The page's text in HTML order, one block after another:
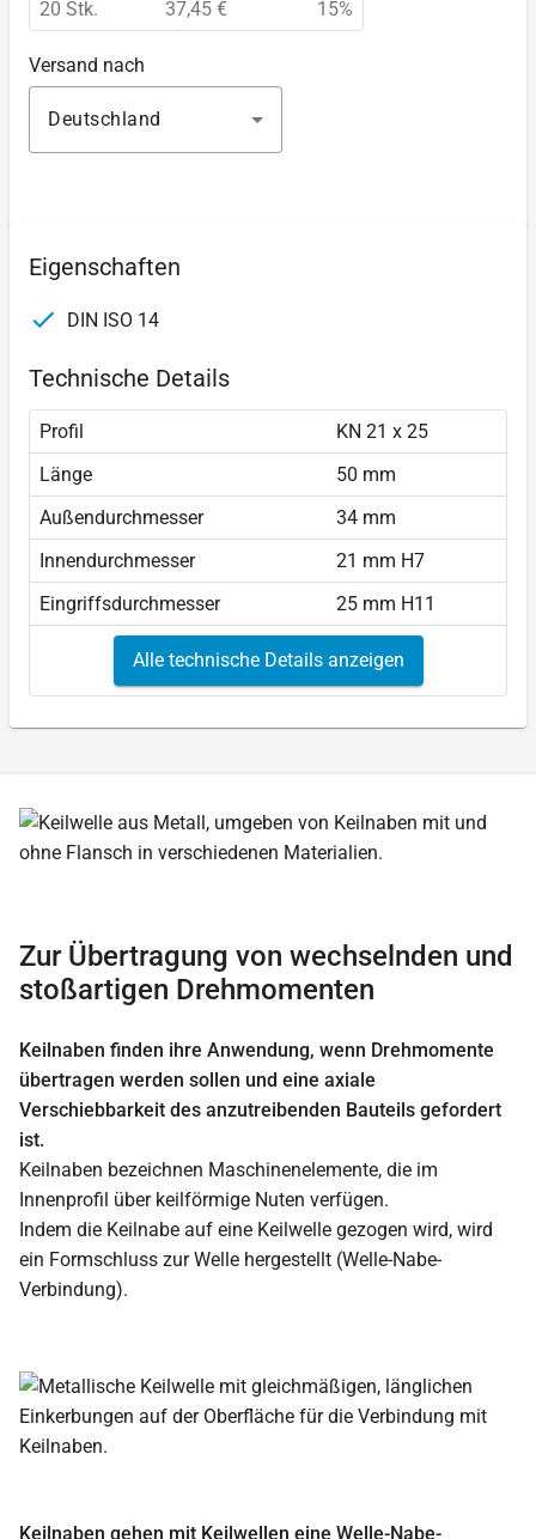
20 Stk.
37,45 € 15%
Versand nach
Deutschland
Eigenschaften
DIN ISO 14
Technische Details
Profil
KN 21 x 25
Länge
50 mm
Außendurchmesser
34 mm
Innendurchmesser
21 mm H7
Eingriffsdurchmesser
25 mm H11
Alle technische Details anzeigen
Zur Übertragung von wechselnden und
stoßartigen Drehmomenten
Keilnaben finden ihre Anwendung, wenn Drehmomente
übertragen werden sollen und eine axiale
Verschiebbarkeit des anzutreibenden Bauteils gefordert
ist.
Keilnaben bezeichnen Maschinenelemente, die im
Innenprofil über keilförmige Nuten verfügen.
Indem die Keilnabe auf eine Keilwelle gezogen wird, wird
ein Formschluss zur Welle hergestellt (Welle-Nabe-
Verbindung).
Keilnaben gehen mit Keilwellen eine Welle-Nabe-